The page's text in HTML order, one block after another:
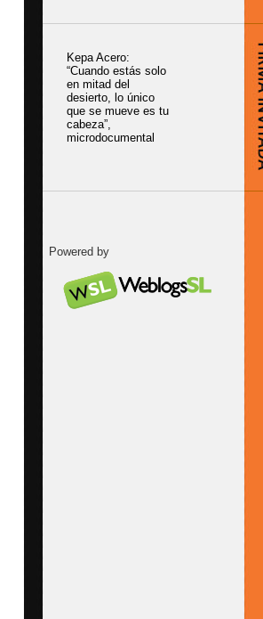
Kepa Acero:
“Cuando estás solo
en mitad del
desierto, lo único
que se mueve es tu
cabeza”,
microdocumental
Powered by